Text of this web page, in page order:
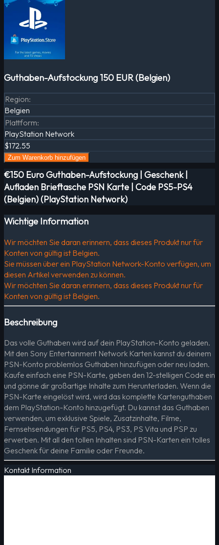
Guthaben-Aufstockung 150 EUR (Belgien)
Region:
Belgien
Plattform:
PlayStation Network
$172.55
Zum Warenkorb hinzufügen
€150 Euro Guthaben-Aufstockung | Geschenk |
Aufladen Brieftasche PSN Karte | Code PS5-PS4
(Belgien) (PlayStation Network)
Wichtige Information
Wir möchten Sie daran erinnern, dass dieses Produkt nur für
Konten von gültig ist Belgien.
Sie müssen über ein PlayStation Network-Konto verfügen, um
diesen Artikel verwenden zu können.
Wir möchten Sie daran erinnern, dass dieses Produkt nur für
Konten von gültig ist Belgien.
Beschreibung
Das volle Guthaben wird auf dein PlayStation-Konto geladen.
Mit den Sony Entertainment Network Karten kannst du deinem
PSN-Konto problemlos Guthaben hinzufügen oder neu laden.
Kaufe einfach eine PSN-Karte, geben den 12-stelligen Code ein
und gönne dir großartige Inhalte zum Herunterladen. Wenn die
PSN-Karte eingelöst wird, wird das komplette Kartenguthaben
dem PlayStation-Konto hinzugefügt. Du kannst das Guthaben
verwenden, um exklusive Spiele, Zusatzinhalte, Filme,
Fernsehsendungen für PS5, PS4, PS3, PS Vita und PSP zu
erwerben. Mit all den tollen Inhalten sind PSN-Karten ein tolles
Geschenk für deine Familie oder Freunde.
Kontakt Information